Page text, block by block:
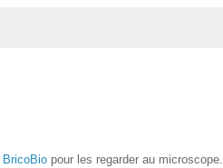
BricoBio pour les regarder au microscope.